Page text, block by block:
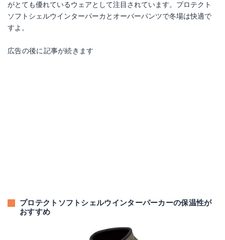
がとても優れているウェアとして注目されています。プロテクト
ソフトシェルウインターパーカとオーバーパンツで冬場は快適で
すよ。
広告の後に記事が続きます
プロテクトソフトシェルウインターパーカーの保温性が
おすすめ